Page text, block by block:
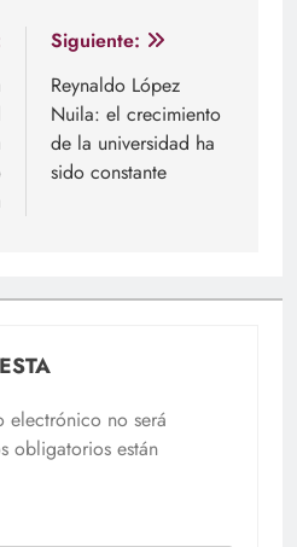
Siguiente:
Reynaldo López
Nuila: el crecimiento
de la universidad ha
sido constante
electrónico no será
obligatorios están